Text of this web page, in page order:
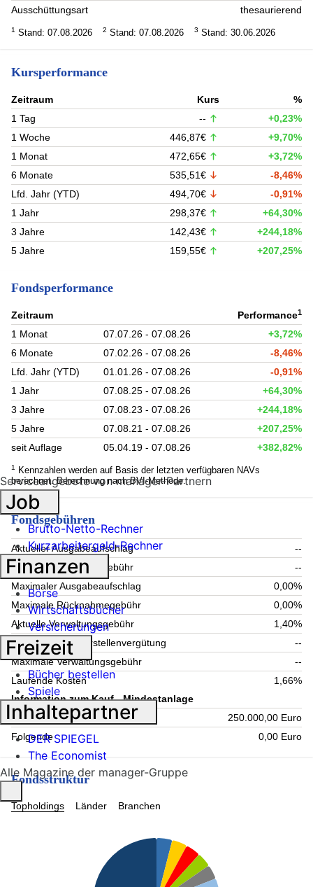
Ausschüttungsart thesaurierend
1 Stand: 07.08.2026 2 Stand: 07.08.2026 3 Stand: 30.06.2026
Kursperformance
Zeitraum Kurs
%
1 Tag
--
+0,23%
1 Woche
446,87€
+9,70%
1 Monat
472,65€
+3,72%
6 Monate
535,51€
-8,46%
Lfd. Jahr (YTD)
494,70€
-0,91%
1 Jahr
298,37€
+64,30%
3 Jahre
142,43€
+244,18%
5 Jahre
159,55€ +207,25%
Fondsperformance
Zeitraum Performance1
1 Monat 07.07.26 - 07.08.26
+3,72%
6 Monate
07.02.26 - 07.08.26
-8,46%
Lfd. Jahr (YTD)
01.01.26 - 07.08.26
-0,91%
1 Jahr
07.08.25 - 07.08.26
+64,30%
3 Jahre
07.08.23 - 07.08.26
+244,18%
5 Jahre
07.08.21 - 07.08.26
+207,25%
seit Auflage
05.04.19 - 07.08.26 +382,82%
1
Kennzahlen werden auf Basis der letzten verfügbaren NAVs
berechnet. Berechnung nach BVI-Methode.
Fondsgebühren
Aktueller Ausgabeaufschlag
--
Aktuelle Rücknahmegebühr
--
Maximaler Ausgabeaufschlag
0,00%
Maximale Rücknahmegebühr
0,00%
Aktuelle Verwaltungsgebühr
1,40%
Maximale Verwahrstellenvergütung
--
Maximale Verwaltungsgebühr
--
Laufende Kosten
1,66%
Information zum Kauf - Mindestanlage
Einmalig
250.000,00 Euro
Folgende
0,00 Euro
Fondsstruktur
Topholdings Länder Branchen
Serviceangebote von manager-Partnern
Job
Brutto-Netto-Rechner
Kurzarbeitergeld-Rechner
Finanzen
Börse
Wirtschaftsbücher
Versicherungen
Freizeit
Bücher bestellen
Spiele
Inhaltepartner
DER SPIEGEL
The Economist
Alle Magazine der manager-Gruppe